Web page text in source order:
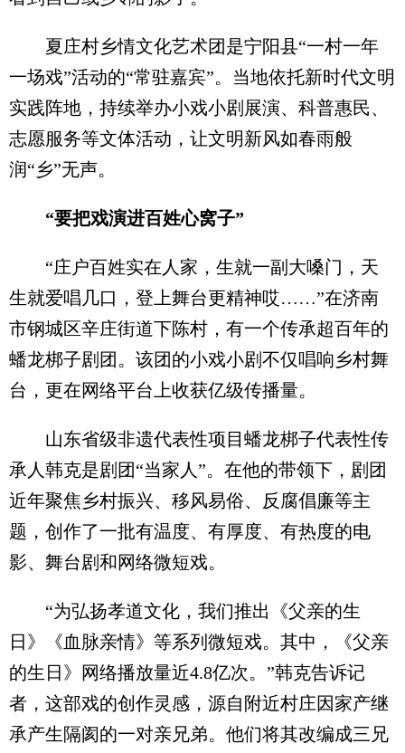
夏庄村乡情文化艺术团是宁阳县“一村一年
一场戏”活动的“常驻嘉宾”。当地依托新时代文明
实践阵地，持续举办小戏小剧展演、科普惠民、
志愿服务等文体活动，让文明新风如春雨般
润“乡”无声。
“要把戏演进百姓心窝子”
“庄户百姓实在人家，生就一副大嗓门，天
生就爱唱几口，登上舞台更精神哎……”在济南
市钢城区辛庄街道下陈村，有一个传承超百年的
蟠龙梆子剧团。该团的小戏小剧不仅唱响乡村舞
台，更在网络平台上收获亿级传播量。
山东省级非遗代表性项目蟠龙梆子代表性传
承人韩克是剧团“当家人”。在他的带领下，剧团
近年聚焦乡村振兴、移风易俗、反腐倡廉等主
题，创作了一批有温度、有厚度、有热度的电
影、舞台剧和网络微短戏。
“为弘扬孝道文化，我们推出《父亲的生
日》《血脉亲情》等系列微短戏。其中，《父亲
的生日》网络播放量近4.8亿次。”韩克告诉记
者，这部戏的创作灵感，源自附近村庄因家产继
承产生隔阂的一对亲兄弟。他们将其改编成三兄